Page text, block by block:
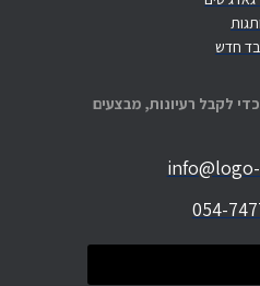
חדש
לקבל רעיונות, מבצעים
054-